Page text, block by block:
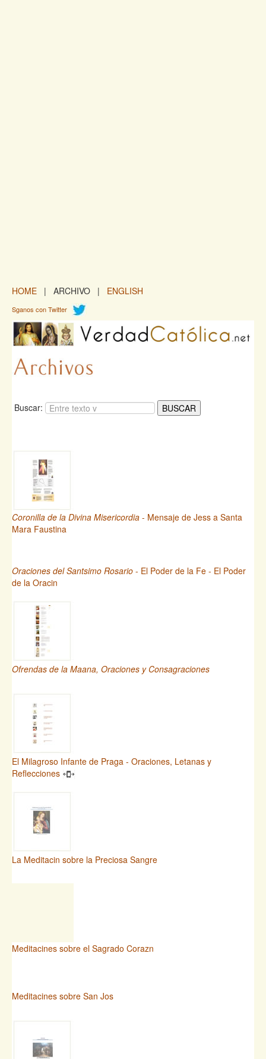
HOME | ARCHIVO | ENGLISH
Sganos con Twitter
Buscar:
Coronilla de la Divina Misericordia - Mensaje de Jess a Santa
Mara Faustina
Oraciones del Santsimo Rosario - El Poder de la Fe - El Poder
de la Oracin
Ofrendas de la Maana, Oraciones y Consagraciones
El Milagroso Infante de Praga - Oraciones, Letanas y
Reflecciones
La Meditacin sobre la Preciosa Sangre
Meditacines sobre el Sagrado Corazn
Meditacines sobre San Jos